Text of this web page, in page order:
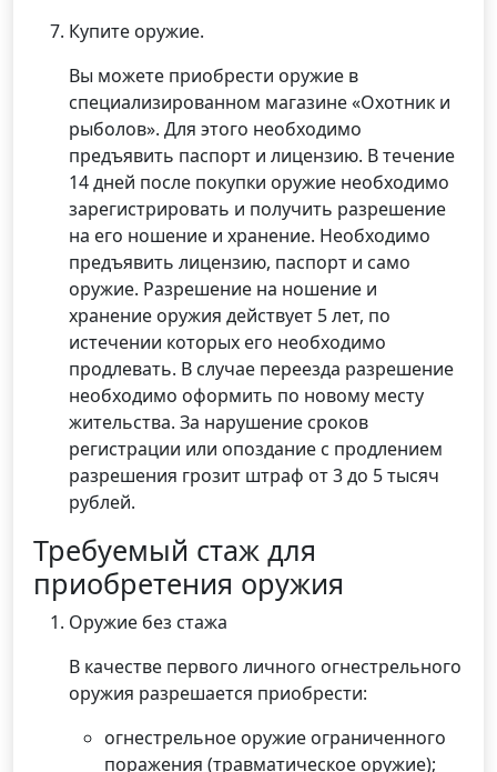
Купите оружие.
Вы можете приобрести оружие в
специализированном магазине «Охотник и
рыболов». Для этого необходимо
предъявить паспорт и лицензию. В течение
14 дней после покупки оружие необходимо
зарегистрировать и получить разрешение
на его ношение и хранение. Необходимо
предъявить лицензию, паспорт и само
оружие. Разрешение на ношение и
хранение оружия действует 5 лет, по
истечении которых его необходимо
продлевать. В случае переезда разрешение
необходимо оформить по новому месту
жительства. За нарушение сроков
регистрации или опоздание с продлением
разрешения грозит штраф от 3 до 5 тысяч
рублей.
Требуемый стаж для
приобретения оружия
Оружие без стажа
В качестве первого личного огнестрельного
оружия разрешается приобрести:
огнестрельное оружие ограниченного
поражения (травматическое оружие);